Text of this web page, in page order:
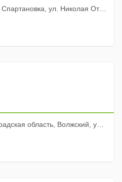
ул. Николая Отрады, 4а, цокольный эт.
Волжский, улица Химиков, 1